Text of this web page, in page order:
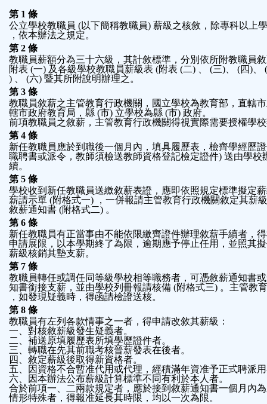
功
能
按
鈕
區
第 1 條
公立學校教職員 (以下簡稱教職員) 薪級之核敘，除專科以上
，依本辦法之規定。
第 2 條
教職員薪額分為三十六級，其計敘標準，分別依所附教職員
附表 (一) 及各級學校教職員薪級表 (附表 (二) 、 (三)、 (四)、
) 、 (六) 暨其所附說明辦理之。
第 3 條
教職員敘薪之主管教育行政機關，國立學校為教育部，直轄
轄市政府教育局，縣 (市) 立學校為縣 (市) 政府。
前項教職員之敘薪，主管教育行政機關得視實際需要授權學
第 4 條
新任教職員應於到職後一個月內，填具履歷表，檢齊學經歷
職聘書或派令，教師須檢送教師資格登記檢定證件) 送由學校
續。
第 5 條
學校收到新任教職員送繳敘薪表證，應即依照規定標準擬定
薪請示單 (附格式一) ，一併報請主管教育行政機關敘定其薪
敘薪通知書 (附格式二) 。
第 6 條
新任教職員有正當事由不能依限繳齊證件辦理敘薪手續者，
申請展限，以本學期終了為限，逾期應予停止任用，並照其
薪級核銷其墊支薪。
第 7 條
教職員轉任或調任同等級學校相等職務者，可憑敘薪通知書
知書銜接支薪，並由學校列冊報請核備 (附格式三) 。主管教
，如發現疑義時，得函請檢證送核。
第 8 條
教職員有左列各款情事之一者，得申請改敘其薪級：
一、對核敘薪級發生疑義者。
二、補送原填履歷表所填學歷證件者。
三、轉職在先其前職考核晉薪發表在後者。
四、敘定薪級後取得新資格者。
五、因資格不合暫准代用或代理，經積滿年資准予正式聘派
六、因本辦法公布薪級計算標準不同有利於本人者。
合於前項一、二兩款規定者，應於接到敘薪通知書一個月內
情形特殊者，得報准延長其時限，均以一次為限。